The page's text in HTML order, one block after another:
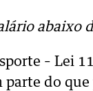
abaixo
– Lei
parte do